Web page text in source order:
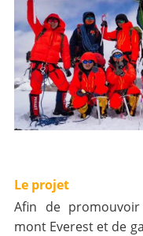
Le projet
Afin de
mont Everest et de